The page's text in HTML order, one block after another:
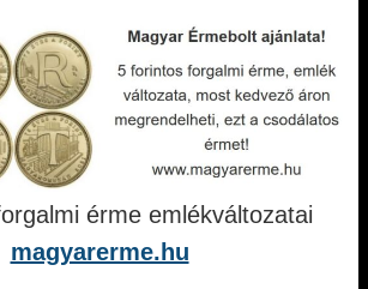
érme emlékváltozatai
magyarerme.hu